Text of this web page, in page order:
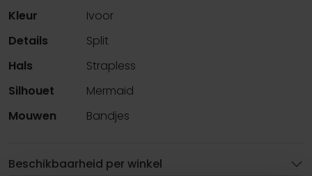
Kleur
Ivoor
Details
Split
Hals
Strapless
Silhouet
Mermaid
Mouwen
Bandjes
Beschikbaarheid per winkel